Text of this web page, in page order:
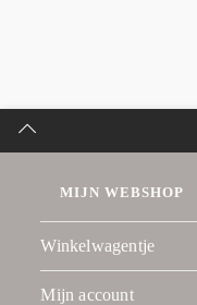
MIJN WEBSHOP
Winkelwagentje
Mijn account